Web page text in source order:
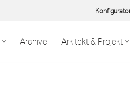
Archive Arkitekt & Projekt